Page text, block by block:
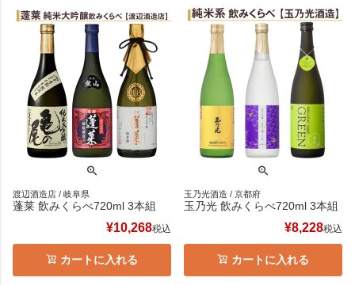
渡辺酒造店 / 岐阜県
蓬莱 飲みくらべ720ml 3本組
¥10,268税込
カートに入れる
玉乃光酒造 / 京都府
玉乃光 飲みくらべ720ml 3本組
¥8,228税込
カートに入れる